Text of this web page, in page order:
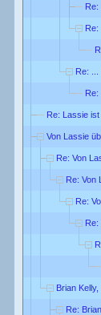
Re:
Re:
Re: ...
Re:
Re: Lassie
Von Lassie
Re: Von
Re: Von
Re:
Re:
Brian
Re: